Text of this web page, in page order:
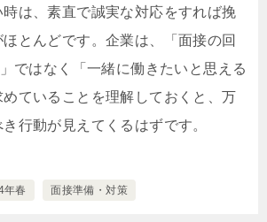
は、素直で誠実な対応をすれば挽
とんどです。企業は、「面接の回
ではなく「一緒に働きたいと思える
ていることを理解しておくと、万
行動が見えてくるはずです。
年春 面接準備・対策